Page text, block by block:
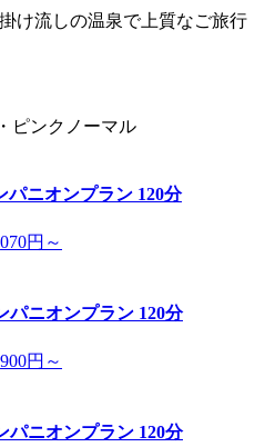
け流しの温泉で上質なご旅行
ピンク ノーマル
パニオンプラン 120分
円～
パニオンプラン 120分
円～
パニオンプラン 120分